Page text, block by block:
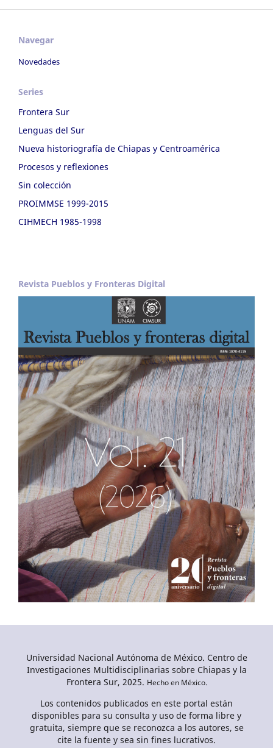
Navegar
Novedades
Series
Frontera Sur
Lenguas del Sur
Nueva historiografía de Chiapas y Centroamérica
Procesos y reflexiones
Sin colección
PROIMMSE 1999-2015
CIHMECH 1985-1998
Revista Pueblos y Fronteras Digital
Universidad Nacional Autónoma de México. Centro de
Investigaciones Multidisciplinarias sobre Chiapas y la
Frontera Sur, 2025. Hecho en México.
Los contenidos publicados en este portal están
disponibles para su consulta y uso de forma libre y
gratuita, siempre que se reconozca a los autores, se
cite la fuente y sea sin fines lucrativos.